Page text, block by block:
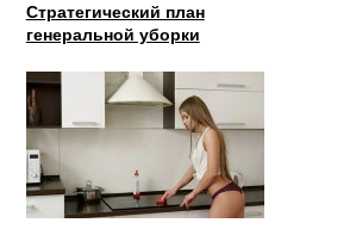
Стратегический план
генеральной уборки